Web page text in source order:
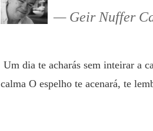
Geir Nuffer
calma O espelho te acenará, te